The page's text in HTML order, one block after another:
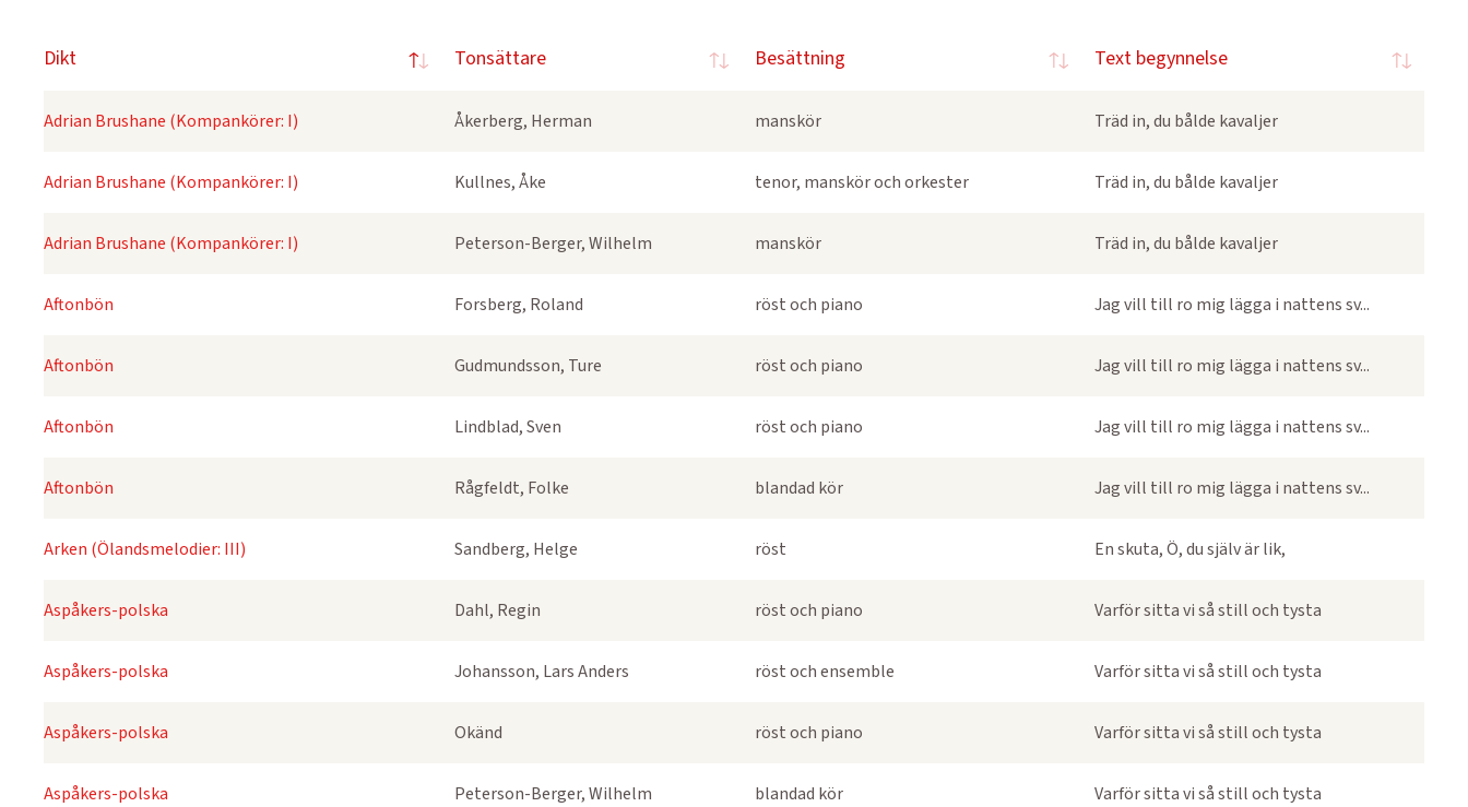
Dikt Tonsättare Besättning Text begynnelse
Adrian Brushane (Kompankörer: I) Åkerberg, Herman manskör Träd in, du bålde kavaljer
Adrian Brushane (Kompankörer: I) Kullnes, Åke tenor, manskör och orkester Träd in, du bålde kavaljer
Adrian Brushane (Kompankörer: I) Peterson-Berger, Wilhelm manskör Träd in, du bålde kavaljer
Aftonbön Forsberg, Roland röst och piano Jag vill till ro mig lägga i nattens sv...
Aftonbön Gudmundsson, Ture röst och piano Jag vill till ro mig lägga i nattens sv...
Aftonbön Lindblad, Sven röst och piano Jag vill till ro mig lägga i nattens sv...
Aftonbön Rågfeldt, Folke blandad kör Jag vill till ro mig lägga i nattens sv...
Arken (Ölandsmelodier: III) Sandberg, Helge röst En skuta, Ö, du själv är lik,
Aspåkers-polska Dahl, Regin röst och piano Varför sitta vi så still och tysta
Aspåkers-polska Johansson, Lars Anders röst och ensemble Varför sitta vi så still och tysta
Aspåkers-polska Okänd röst och piano Varför sitta vi så still och tysta
Aspåkers-polska Peterson-Berger, Wilhelm blandad kör Varför sitta vi så still och tysta